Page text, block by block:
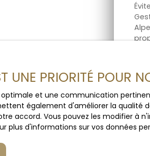
UNE PRIORITÉ POUR
et une communication
également d'améliorer la qualité
accord. Vous pouvez les modifier à
plus d'informations sur vos données